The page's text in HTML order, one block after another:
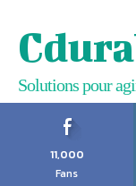
Solutions pour
11,000
Fans